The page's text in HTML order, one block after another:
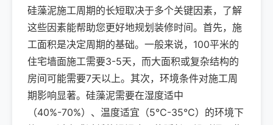
硅藻泥施工周期的长短取决于多个关键因素，了解
这些因素能帮助您更好地规划装修时间。首先，施
工面积是决定周期的基础。一般来说，100平米的
住宅墙面施工需要3-5天，而大面积或复杂结构的
房间可能需要7天以上。其次，环境条件对施工周
期影响显著。硅藻泥需要在湿度适中
（40%-70%）、温度适宜（5℃-35℃）的环境下